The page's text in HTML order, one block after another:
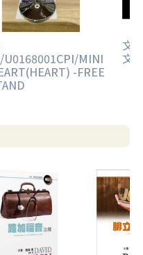
U0168001CPI/MINI
-FREE
文
文